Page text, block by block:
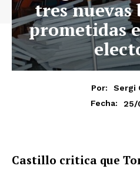
tres nuevas
prometidas
Por:
Sergi
Fecha:
25/
Castillo critica que